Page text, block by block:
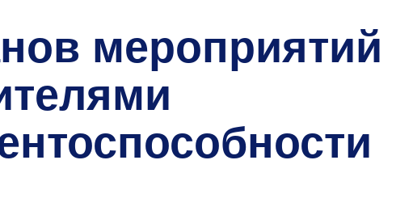
мероприятий